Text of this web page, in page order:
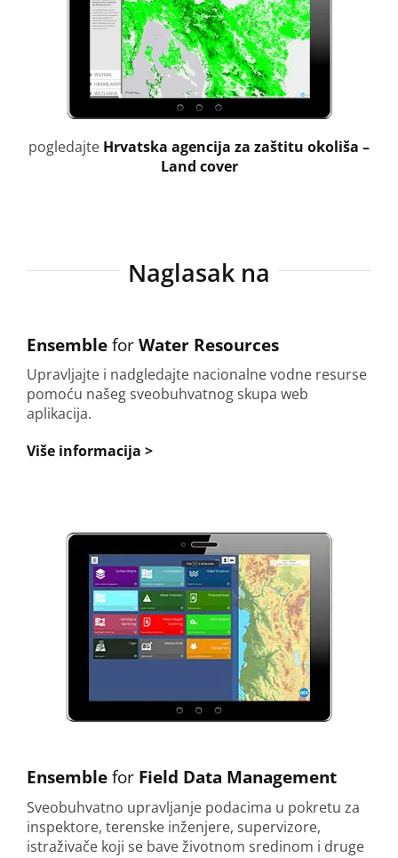
pogledajte Hrvatska agencija za zaštitu okoliša –
Land cover
Naglasak na
EnsembleforWater Resources
Upravljajte i nadgledajte nacionalne vodne resurse
pomoću našeg sveobuhvatnog skupa web
aplikacija.
Više informacija >
Ensemblefor Field Data Management
Sveobuhvatno upravljanje podacima u pokretu za
inspektore, terenske inženjere, supervizore,
istraživače koji se bave životnom sredinom i druge